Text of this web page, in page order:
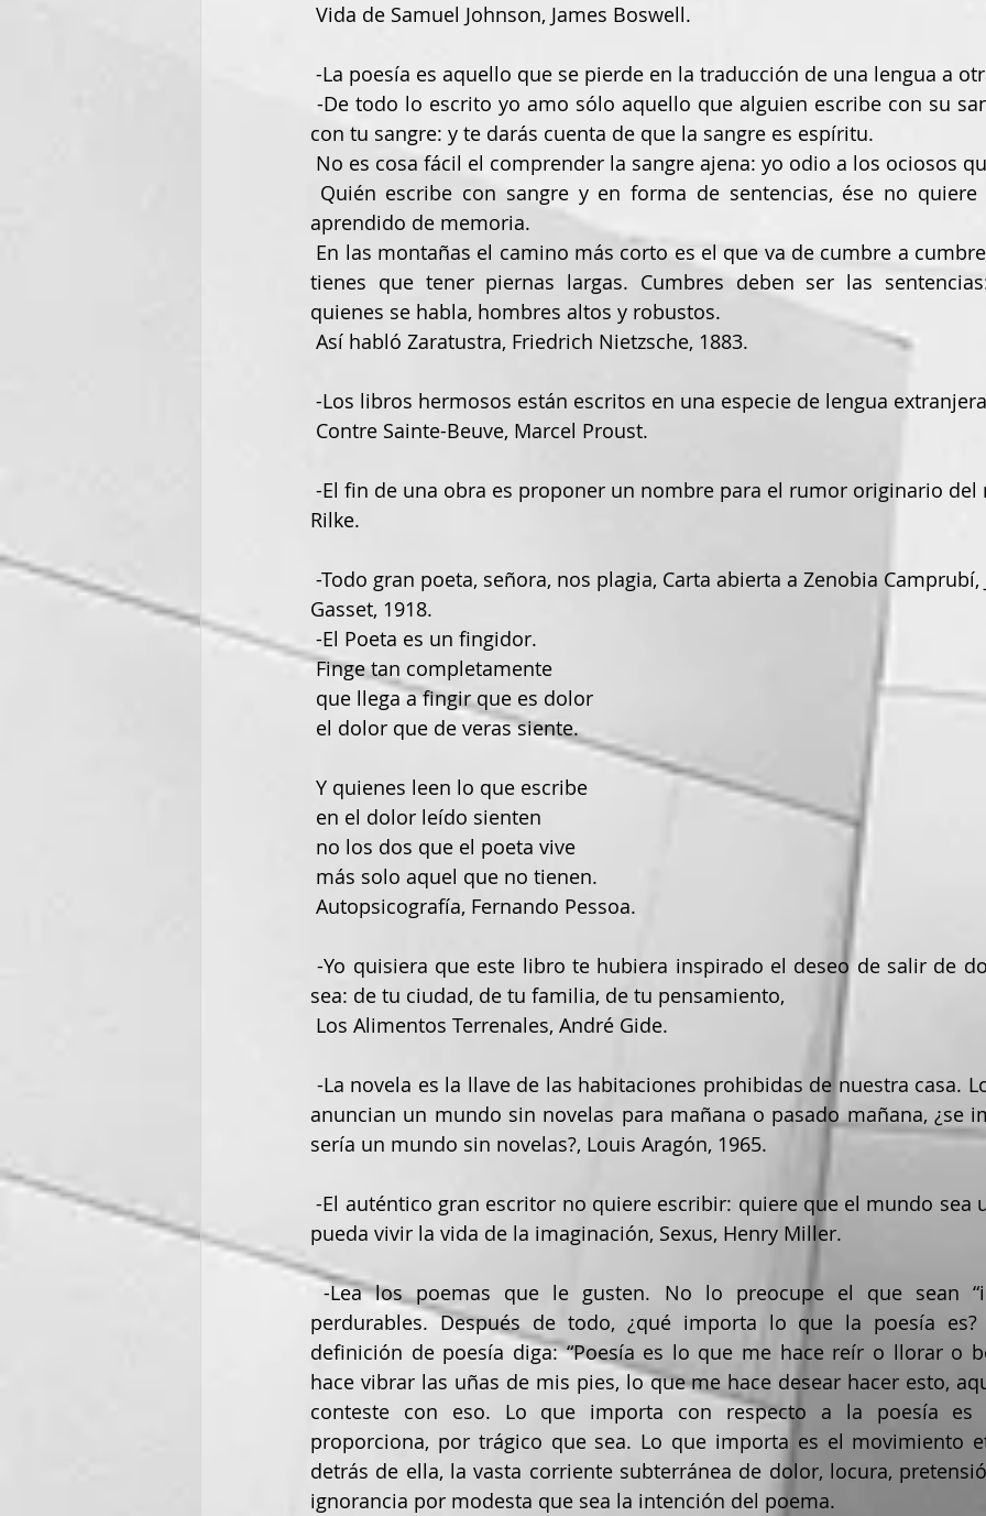
Vida de Samuel Johnson, James Boswell.
-La poesía es aquello que se pierde en la traducción de una lengua a
con tu sangre: y te darás cuenta de que la sangre es espíritu.
No es cosa fácil el comprender la sangre ajena: yo odio a los ociosos
aprendido de memoria.
tienes que tener piernas largas. Cumbres deben ser las
quienes se habla, hombres altos y robustos.
Así habló Zaratustra, Friedrich Nietzsche, 1883.
-Los libros hermosos están escritos en una especie de lengua
Contre Sainte-Beuve, Marcel Proust.
Rilke.
Gasset, 1918.
-El Poeta es un fingidor.
Finge tan completamente
que llega a fingir que es dolor
el dolor que de veras siente.
Y quienes leen lo que escribe
en el dolor leído sienten
no los dos que el poeta vive
más solo aquel que no tienen.
Autopsicografía, Fernando Pessoa.
-Yo quisiera que este libro te hubiera inspirado el deseo de salir de dondequiera que
sea: de tu ciudad, de tu familia, de tu pensamiento,
Los Alimentos Terrenales, André Gide.
anuncian un mundo sin novelas para mañana o pasado mañana, ¿se
sería un mundo sin novelas?, Louis Aragón, 1965.
-El auténtico gran escritor no quiere escribir: quiere que el mundo sea un lugar en que
pueda vivir la vida de la imaginación, Sexus, Henry Miller.
-Lea los poemas que le gusten. No lo preocupe el que sean “importantes” o
perdurables. Después de todo, ¿qué importa lo que la poesía
definición de poesía diga: “Poesía es lo que me hace reír o llorar o
hace vibrar las uñas de mis pies, lo que me hace desear hacer esto,
conteste con eso. Lo que importa con respecto a la poesía es
proporciona, por trágico que sea. Lo que importa es el movimiento
detrás de ella, la vasta corriente subterránea de dolor, locura,
ignorancia por modesta que sea la intención del poema.